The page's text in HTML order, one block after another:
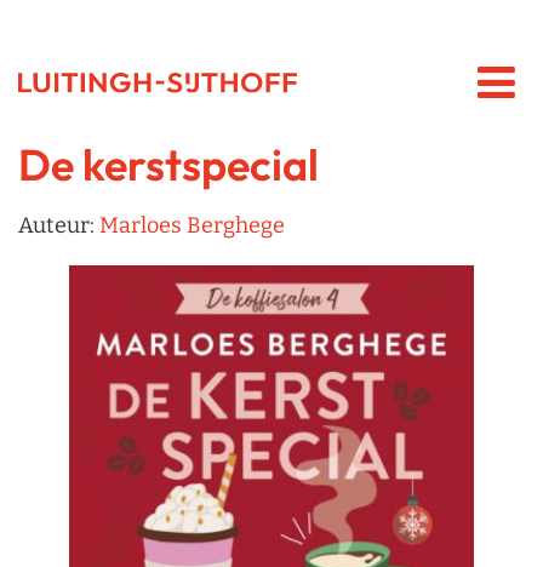
De kerstspecial
Auteur: Marloes Berghege